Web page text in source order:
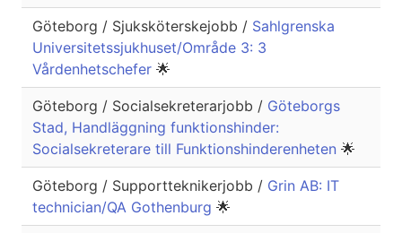
Göteborg / Sjuksköterskejobb / Sahlgrenska
Universitetssjukhuset/Område 3: 3
Vårdenhetschefer 🌟
Göteborg / Socialsekreterarjobb / Göteborgs
Stad, Handläggning funktionshinder:
Socialsekreterare till Funktionshinderenheten 🌟
Göteborg / Supportteknikerjobb / Grin AB: IT
technician/QA Gothenburg 🌟